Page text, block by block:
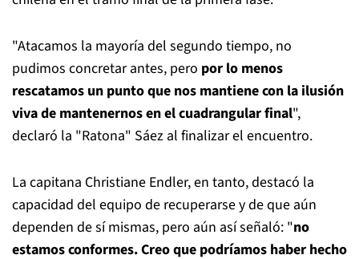
"Atacamos la mayoría del segundo tiempo, no
pudimos concretar antes, pero por lo menos
rescatamos un punto que nos mantiene con la ilusión
viva de mantenernos en el cuadrangular final",
declaró la "Ratona" Sáez al finalizar el encuentro.
La capitana Christiane Endler, en tanto, destacó la
capacidad del equipo de recuperarse y de que aún
dependen de sí mismas, pero aún así señaló: "no
estamos conformes. Creo que podríamos haber hecho